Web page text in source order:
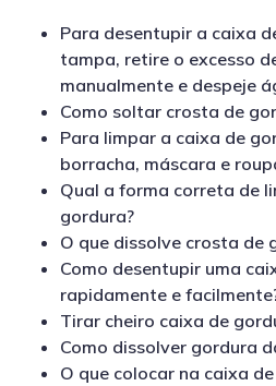
Para desentupir a caixa
tampa, retire o excesso
manualmente e despeje
Como soltar crosta de
Para limpar a caixa de
borracha, máscara e
Qual a forma correta de
gordura?
O que dissolve crosta de
Como desentupir uma
rapidamente e
Tirar cheiro caixa de
Como dissolver gordura
O que colocar na caixa